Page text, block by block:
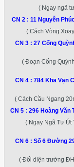
( Ngay ngã
CN 2 : 11 Nguyễn
( Cách Vòng
CN 3 : 27 Cống
( Đoạn Cống
CN 4 : 784 Kha Vạn
( Cách Cầu Ngang
CN 5 : 296 Hoàng Văn
( Ngay Ngã Tư Út
CN 6 : Số 6 Đường
( Đối diện trường